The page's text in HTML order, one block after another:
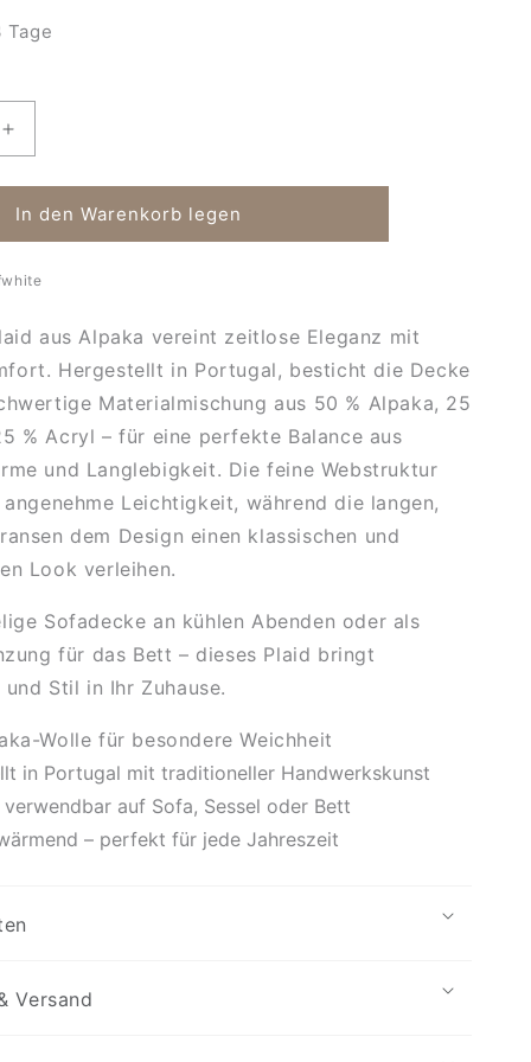
Tage
Erhöhe
die
Menge
für
Luxuriöse
Decke
In den Warenkorb legen
aus Alpaka vereint zeitlose Eleganz mit
Hergestellt in Portugal, besticht die Decke
Materialmischung aus 50 % Alpaka, 25
% Acryl – für eine perfekte Balance aus
und Langlebigkeit. Die feine Webstruktur
Leichtigkeit, während die langen,
dem Design einen klassischen und
Look verleihen.
Sofadecke an kühlen Abenden oder als
für das Bett – dieses Plaid bringt
Stil in Ihr Zuhause.
Wolle für besondere Weichheit
in Portugal mit traditioneller Handwerkskunst
auf Sofa, Sessel oder Bett
– perfekt für jede Jahreszeit
Versand